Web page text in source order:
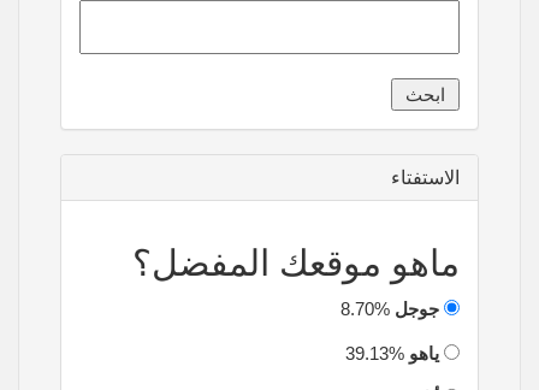
الاستفتاء
ماهو موقعك المفضل؟
جوجل8.70%